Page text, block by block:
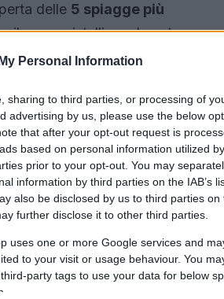
Personal Information
sharing to third parties, or processing of
advertising by us, please use the below
that after your opt-out request is
based on personal information utilized
prior to your opt-out. You may
information by third parties on the IAB’s
also be disclosed by us to third parties on
further disclose it to other third parties.
uses one or more Google services and
to your visit or usage behaviour. You
party tags to use your data for below
delle 5 spiagge più
il mare cristallino e la natura
pronto a scoprire questi